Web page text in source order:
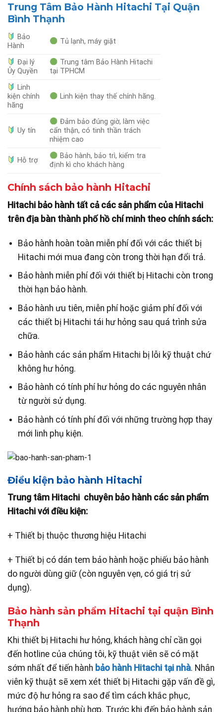
Trung Tâm Bảo Hành Hitachi Tại Quận
Bình Thạnh
Bảo
Hành
Tủ lạnh, máy giặt
Đại lý
Ủy Quyền
Trung tâm Bảo Hành Hitachi
tại TPHCM
Linh
kiện chính
hãng
Linh kiện thay thế chính hãng.
Uy tín
Đảm bảo đúng giờ, làm việc
cẩn thận, có tinh thần trách
nhiệm cao
Hỗ trợ
Bảo hành, bảo trì, kiểm tra
định kì cho khách hàng
Chính sách bảo hành Hitachi
Hitachi bảo hành tất cả các sản phẩm của Hitachi
trên địa bàn thành phố hồ chí minh theo chính sách:
Bảo hành hoàn toàn miễn phí đối với các thiết bị
Hitachi mới mua đang còn trong thời hạn đổi trả.
Bảo hành miễn phí đối với thiết bị Hitachi còn trong
thời hạn bảo hành.
Bảo hành ưu tiên, miễn phí hoặc giảm phí đối với
các thiết bị Hitachi tái hư hỏng sau quá trình sửa
chữa.
Bảo hành các sản phẩm Hitachi bị lỗi kỹ thuật chứ
không hư hỏng.
Bảo hành có tính phí hư hỏng do các nguyên nhân
từ người sử dụng.
Bảo hành có tính phí đối với những trường hợp thay
mới linh phụ kiện.
Điều kiện bảo hành Hitachi
Trung tâm Hitachi chuyên bảo hành các sản phẩm
Hitachi với điều kiện:
+ Thiết bị thuộc thương hiệu Hitachi
+ Thiết bị có dán tem bảo hành hoặc phiếu bảo hành
do người dùng giữ (còn nguyên vẹn, có giá trị sử
dụng).
Bảo hành sản phẩm Hitachi tại quận Bình
Thạnh
Khi thiết bị Hitachi hư hỏng, khách hàng chỉ cần gọi
đến hotline của chúng tôi, kỹ thuật viên sẽ có mặt
sớm nhất để tiến hành bảo hành Hitachi tại nhà. Nhân
viên kỹ thuật sẽ xem xét thiết bị Hitachi gặp vấn đề gì,
mức độ hư hỏng ra sao để tìm cách khắc phục,
hướng bảo hành phù hợp. Trước khi đến bảo hành sản